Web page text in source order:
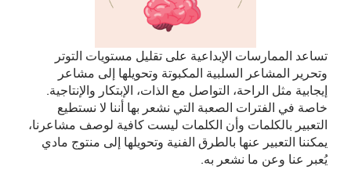
تساعد الممارسات الإبداعية على تقليل مستويات التوتر
وتحرير المشاعر السلبية المكبوتة وتحويلها إلى مشاعر
إيجابية مثل الراحة، التواصل مع الذات، الإبتكار والإنتاجية.
خاصة في الفترات الصعبة التي نشعر بها أننا لا نستطيع
التعبير بالكلمات وأن الكلمات ليست كافية لوصف مشاعرنا،
يمكننا التعبير عنها بالطرق الفنية وتحويلها إلى منتوج مادي
يُعبر عنا وعن ما نشعر به.